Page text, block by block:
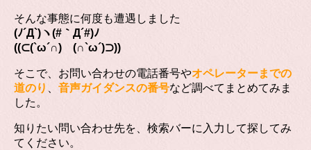
そんな事態に何度も遭遇しました
(ﾉ´Д`)ヽ(#｀Д´#)ﾉ
((⊂(`ω´∩) (∩`ω´)⊃))
そこで、お問い合わせの電話番号やオペレーターまでの
道のり
音声ガイダンスの番号など調べてまとめてみま
した。
知りたい問い合わせ先を、検索バーに入力して探してみ
てください。